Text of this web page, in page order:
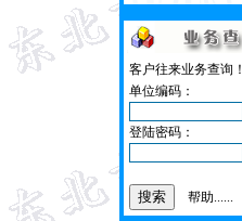
客户往来业务查询！
单位编码：
登陆密码：
帮助......